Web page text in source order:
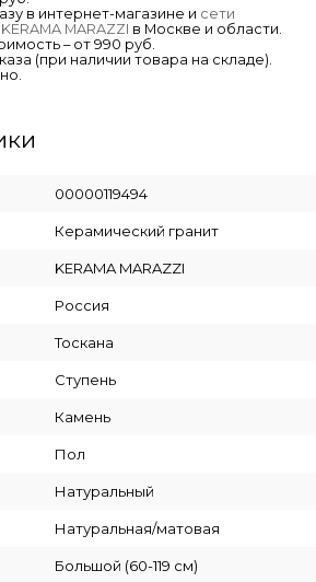
в интернет-магазине и сети
MARAZZI в Москве и области.
– от 990 руб.
(при наличии товара на складе).
00000119494
Керамический гранит
KERAMA MARAZZI
Россия
Тоскана
Ступень
Камень
Пол
Натуральный
Натуральная/матовая
Большой (60-119 см)